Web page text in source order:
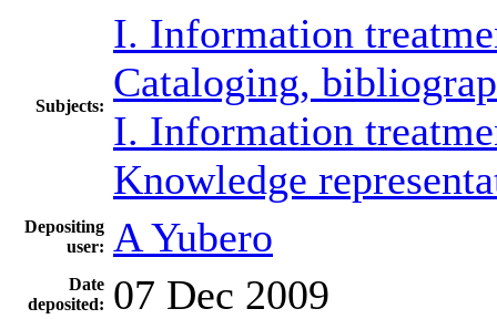
Subjects:
I. Information
Cataloging,
I. Information
Knowledge
Depositing
user: A Yubero
Date
deposited: 07 Dec 2009